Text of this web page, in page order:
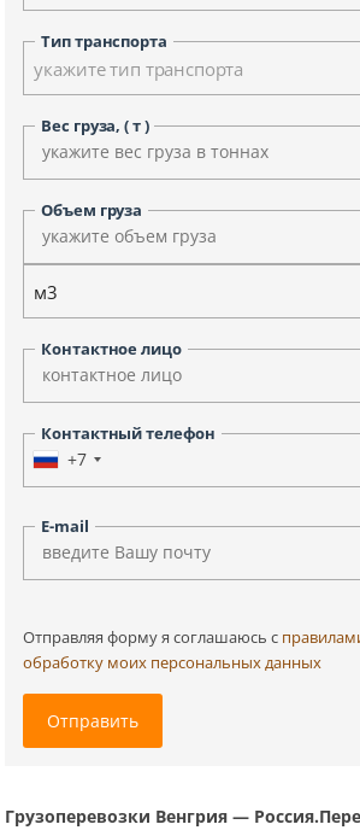
Тип транспорта
укажите тип транспорта
Вес груза, ( т )
Объем груза
м3
Контактное лицо
Контактный телефон
+7
E-mail
Отправляя форму я соглашаюсь c
обработку моих персональных данных
Отправить
Грузоперевозки Венгрия —